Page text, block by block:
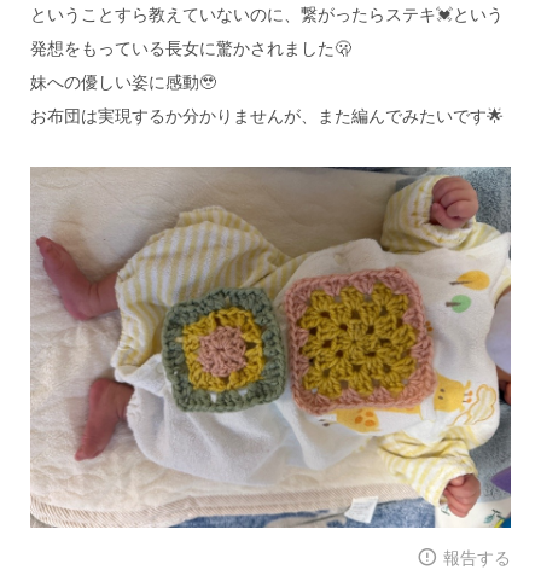
ということすら教えていないのに、繋がったらステキ💓という
発想をもっている長女に驚かされました🫢
妹への優しい姿に感動🥹
お布団は実現するか分かりませんが、また編んでみたいです🌟
報告する